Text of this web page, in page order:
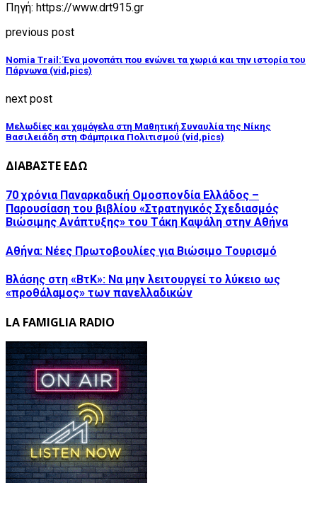
Πηγή: https://www.drt915.gr
previous post
Nomia Trail: Ένα μονοπάτι που ενώνει τα χωριά και την ιστορία του
Πάρνωνα (vid,pics)
next post
Μελωδίες και χαμόγελα στη Μαθητική Συναυλία της Νίκης
Βασιλειάδη στη Φάμπρικα Πολιτισμού (vid,pics)
ΔΙΑΒΑΣΤΕ ΕΔΩ
70 χρόνια Παναρκαδική Ομοσπονδία Ελλάδος –
Παρουσίαση του βιβλίου «Στρατηγικός Σχεδιασμός
Βιώσιμης Ανάπτυξης» του Τάκη Καψάλη στην Αθήνα
Αθήνα: Νέες Πρωτοβουλίες για Βιώσιμο Τουρισμό
Βλάσης στη «ΒτΚ»: Να μην λειτουργεί το λύκειο ως
«προθάλαμος» των πανελλαδικών
LA FAMIGLIA RADIO